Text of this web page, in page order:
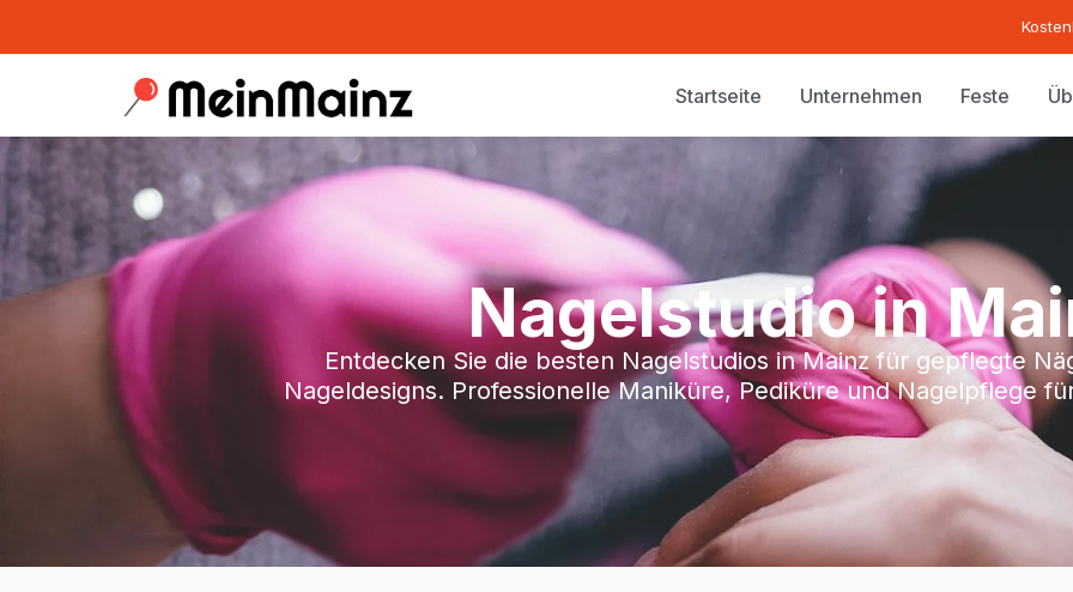
Startseite Unternehmen Feste
Nagelstudio in
Entdecken Sie die besten Nagelstudios in Mainz für gepflegte
Nageldesigns. Professionelle Maniküre, Pediküre und Nagelpflege